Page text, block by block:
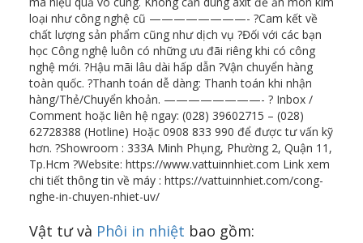
loại như công nghệ cũ ————————- ?Cam kết về
chất lượng sản phẩm cũng như dịch vụ ?Đối với các bạn
học Công nghệ luôn có những ưu đãi riêng khi có công
nghệ mới. ?Hậu mãi lâu dài hấp dẫn ?Vận chuyển hàng
toàn quốc. ?Thanh toán dễ dàng: Thanh toán khi nhận
hàng/Thẻ/Chuyển khoản. ————————- ? Inbox /
Comment hoặc liên hệ ngay: (028) 39602715 – (028)
62728388 (Hotline) Hoặc 0908 833 990 để được tư vấn kỹ
hơn. ?Showroom : 333A Minh Phụng, Phường 2, Quận 11,
Tp.Hcm ?Website: https://www.vattuinnhiet.com Link xem
chi tiết thông tin về máy : https://vattuinnhiet.com/cong-
nghe-in-chuyen-nhiet-uv/
Vật tư và Phôi in nhiệt bao gồm: